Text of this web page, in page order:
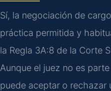
Sí, la negociación de
práctica permitida y
la Regla 3A:8 de la Corte
Aunque el juez no es
puede aceptar o rechazar